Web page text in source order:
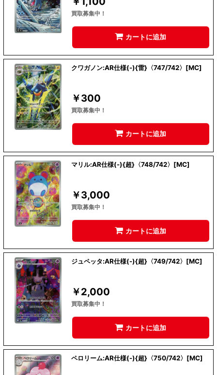
買取募集中！
カートに追加
クワガノン:AR仕様(-){雷}〈747/742〉[MC]
￥300
買取募集中！
カートに追加
マリル:AR仕様(-){超}〈748/742〉[MC]
￥3,000
買取募集中！
カートに追加
ジュペッタ:AR仕様(-){超}〈749/742〉[MC]
￥2,000
買取募集中！
カートに追加
ペロリーム:AR仕様(-){超}〈750/742〉[MC]